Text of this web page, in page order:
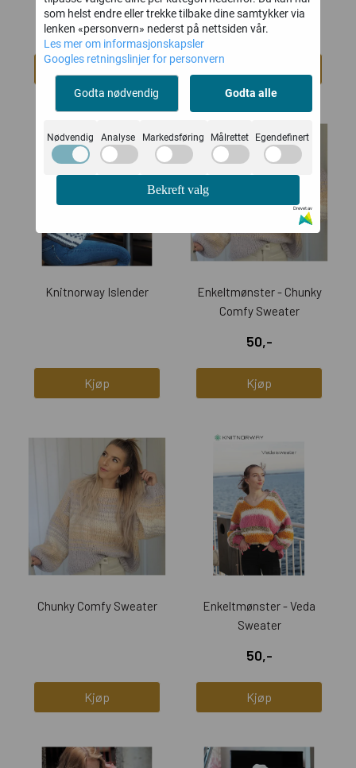
Knitnorway Islender
Kjøp
Enkeltmønster - Chunky
Comfy Sweater
50,-
Kjøp
Chunky Comfy Sweater
Kjøp
Enkeltmønster - Veda
Sweater
50,-
Kjøp
som helst endre eller trekke tilbake dine samtykker via
lenken «personvern» nederst på nettsiden vår.
Les mer om informasjonskapsler
Googles retningslinjer for personvern
Godta nødvendig Godta alle
Nødvendig Analyse Markedsføring Målrettet Egendefinert
Bekreft valg
Drevet av